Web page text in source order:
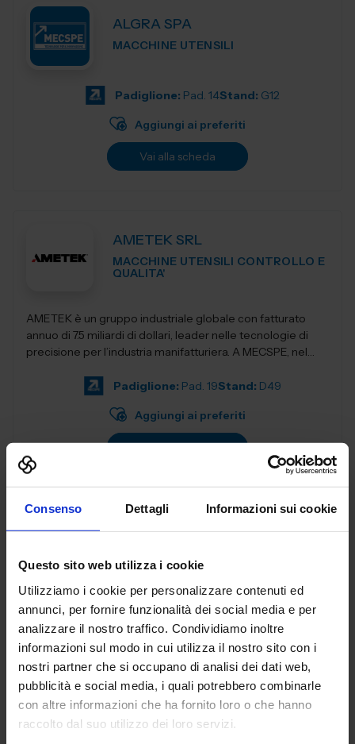
Consenso Dettagli Informazioni sui cookie
Questo sito web utilizza i cookie
Utilizziamo i cookie per personalizzare contenuti ed
annunci, per fornire funzionalità dei social media e per
analizzare il nostro traffico. Condividiamo inoltre
informazioni sul modo in cui utilizza il nostro sito con i
nostri partner che si occupano di analisi dei dati web,
pubblicità e social media, i quali potrebbero combinarle
con altre informazioni che ha fornito loro o che hanno
raccolto dal suo utilizzo dei loro servizi.
ALGRA SPA
MACCHINE UTENSILI
Padiglione: Pad. 14Stand: G12
Aggiungi ai preferiti
Vai alla scheda
AMETEK SRL
MACCHINE UTENSILI CONTROLLO E
QUALITA'
AMETEK è un gruppo industriale globale con fatturato
annuo di 7.5 miliardi di dollari, leader nelle tecnologie di
precisione per l’industria manifatturiera. A MECSPE, nel
Padiglione: Pad. 19Stand: D49
Aggiungi ai preferiti
Vai alla scheda
ANCA ITALIA SRL
MACCHINE UTENSILI
Padiglione: Pad. 14Stand:E31
Aggiungi ai preferiti
Vai alla scheda